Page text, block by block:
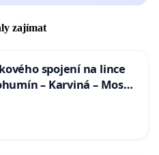
zajímat
spojení na lince
– Karviná – Mosty